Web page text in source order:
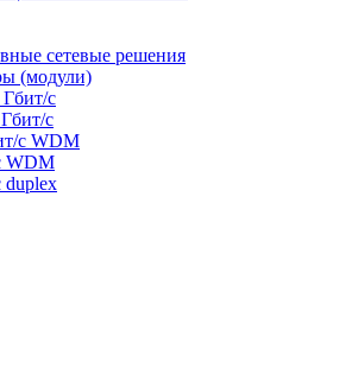
сетевые решения
(модули)
Гбит/c
c
с WDM
WDM
duplex